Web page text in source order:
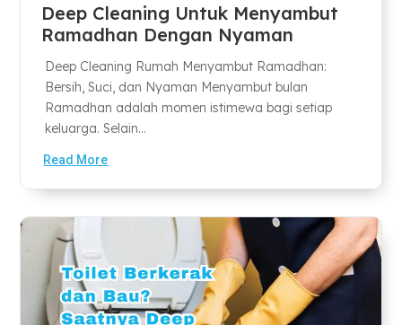
Deep Cleaning Untuk Menyambut
Ramadhan Dengan Nyaman
Deep Cleaning Rumah Menyambut Ramadhan:
Bersih, Suci, dan Nyaman Menyambut bulan
Ramadhan adalah momen istimewa bagi setiap
keluarga. Selain...
Read More